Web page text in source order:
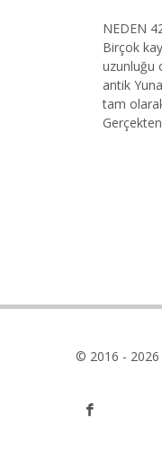
NEDEN
Birçok
uzunluğu
antik
tam
© 2016 - 2026